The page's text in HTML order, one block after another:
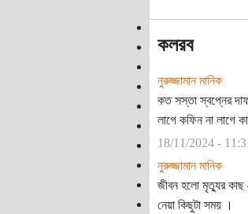
কলরব
নুরুজ্জামান মানিক
কত সস্তা স্বপ্নের
লাগে কফিন না লাগে
18/11/2024 -
নুরুজ্জামান মানিক
জীবন হলো মৃত্যুর কাছ
নেয়া কিছুটা সময় ।